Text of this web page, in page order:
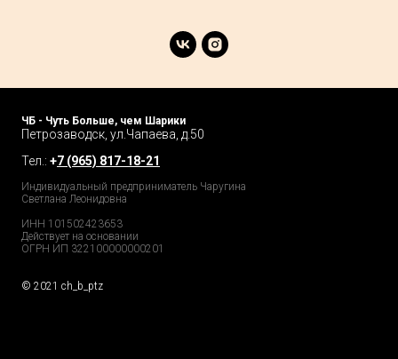
ЧБ - Чуть Больше, чем Шарики
Петрозаводск, ул.Чапаева, д.50
Тел.: +7 (965) 817-18-21
Индивидуальный предприниматель Чаругина
Светлана Леонидовна
ИНН 101502423653
Действует на основании
ОГРН ИП 322100000000201
© 2021 ch_b_ptz